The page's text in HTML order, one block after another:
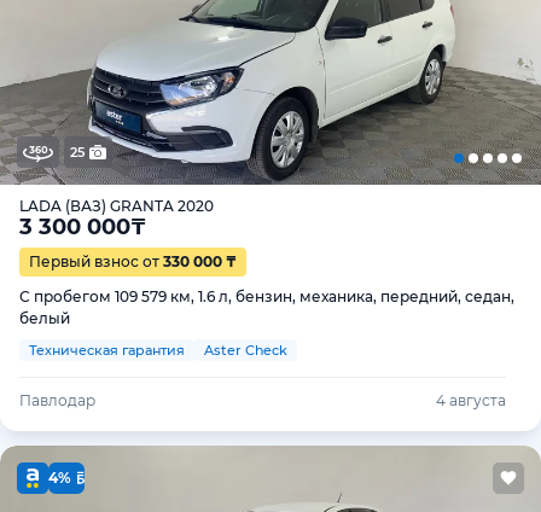
25
LADA (ВАЗ) GRANTA 2020
3 300 000₸
Первый взнос от 330 000 ₸
С пробегом 109 579 км, 1.6 л, бензин, механика, передний, седан,
белый
Техническая гарантия Aster Check
Павлодар 4 августа
4%